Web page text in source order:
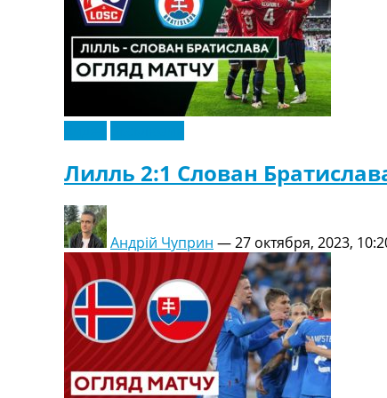
Лилль 2:1 Слован
Андрій Чуприн —27 октября, 2023,